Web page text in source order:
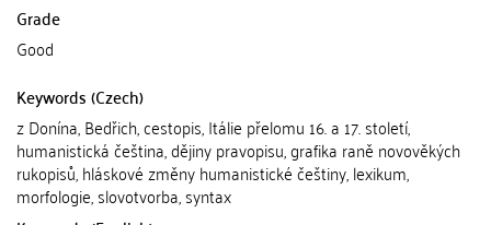
Grade
Good
Keywords (Czech)
z Donína, Bedřich, cestopis, Itálie přelomu 16. a 17. století,
humanistická čeština, dějiny pravopisu, grafika raně novověkých
rukopisů, hláskové změny humanistické češtiny, lexikum,
morfologie, slovotvorba, syntax